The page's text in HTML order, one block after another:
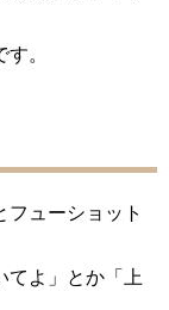
。
フューショット
てよ」とか「上